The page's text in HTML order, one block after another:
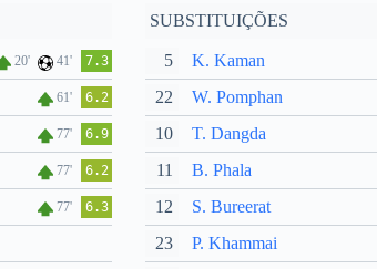
20' 41' 7.3
61' 6.2
77' 6.9
77' 6.2
77' 6.3
SUBSTITUIÇÕES
5 K. Kaman
22 W. Pomphan
10 T. Dangda
11 B. Phala
12 S. Bureerat
23
P. Khammai